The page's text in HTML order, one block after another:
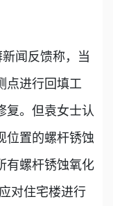
闻反馈称，当
点进行回填工
复。但袁女士认
位置的螺杆锈蚀
有螺杆锈蚀氧化
对住宅楼进行